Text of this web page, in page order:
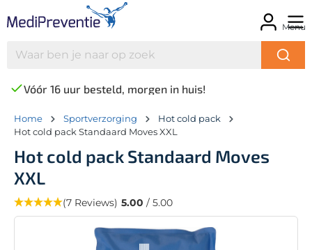
Menu
Vóór 16 uur besteld, morgen in huis!
Home Sportverzorging
Hot cold pack
Hot cold pack Standaard Moves XXL
Hot cold pack Standaard Moves
XXL
(7 Reviews) 5.00 / 5.00